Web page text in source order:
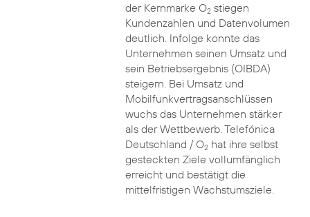
der Kernmarke O2stiegen
Kundenzahlen und Datenvolumen
deutlich. Infolge konnte das
Unternehmen seinen Umsatz und
sein Betriebsergebnis (OIBDA)
steigern. Bei Umsatz und
Mobilfunkvertragsanschlüssen
wuchs das Unternehmen stärker
als der Wettbewerb. Telefónica
Deutschland / O2hat ihre selbst
gesteckten Ziele vollumfänglich
erreicht und bestätigt die
mittelfristigen Wachstumsziele.